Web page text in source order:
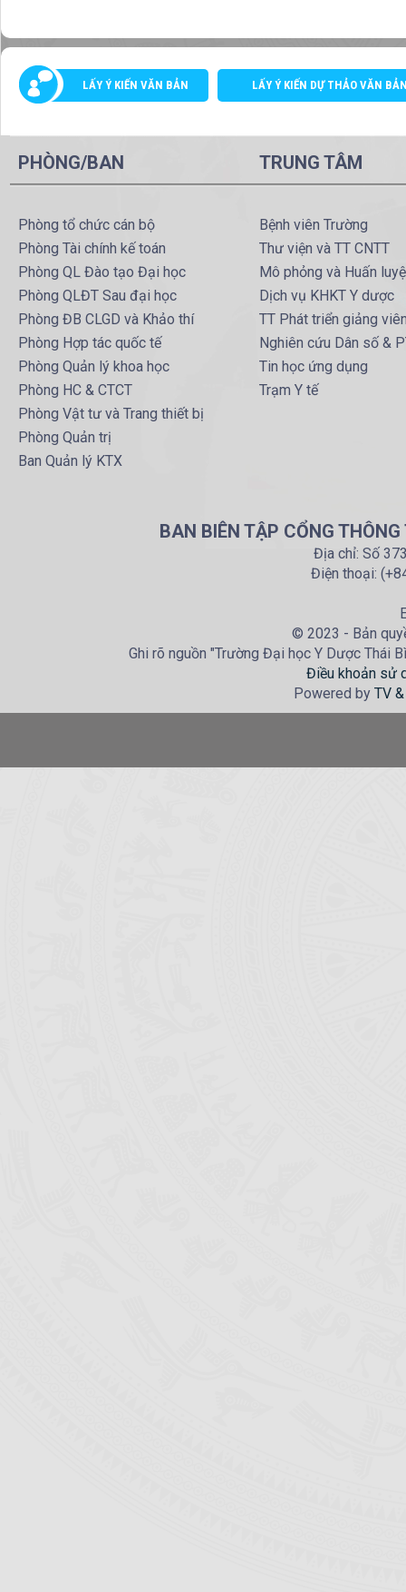
LẤY Ý KIẾN VĂN BẢN LẤY Ý KIẾN DỰ THẢO VĂN
PHÒNG/BAN
Phòng tổ chức cán bộ
Phòng Tài chính kế toán
Phòng QL Đào tạo Đại học
Phòng QLĐT Sau đại học
Phòng ĐB CLGD và Khảo thí
Phòng Hợp tác quốc tế
Phòng Quản lý khoa học
Phòng HC & CTCT
Phòng Vật tư và Trang thiết bị
Phòng Quản trị
Ban Quản lý KTX
TRUNG TÂM
Bệnh viên Trường
Thư viện và TT CNTT
Mô phỏng và Huấn
Dịch vụ KHKT Y dược
TT Phát triển giảng
Nghiên cứu Dân số &
Tin học ứng dụng
Trạm Y tế
BAN BIÊN TẬP CỔNG
Địa chỉ: Số
Điện thoại:
© 2023 - Bản
Ghi rõ nguồn "Trường Đại học Y Dược Thái
Điều khoản sử
Powered by TV